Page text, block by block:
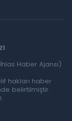
Haber Ajansı)
hakları haber
belirtilmiştir.